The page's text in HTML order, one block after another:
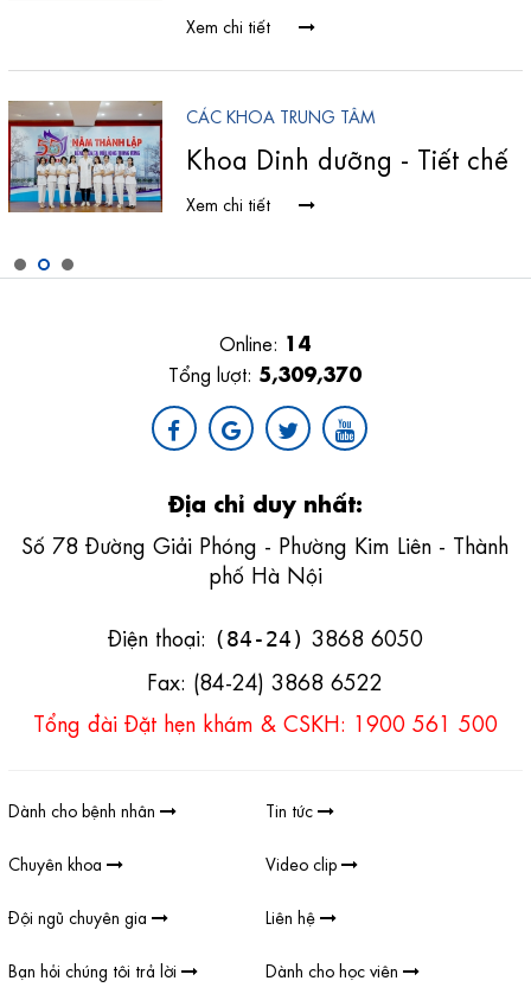
Xem chi tiết
CÁC KHOA TRUNG TÂM
Khoa Dinh dưỡng - Tiết chế
Xem chi tiết
Online: 14
Tổng lượt: 5,309,370
Địa chỉ duy nhất:
Số 78 Đường Giải Phóng - Phường Kim Liên - Thành
phố Hà Nội
Điện thoại: (84-24) 3868 6050
Fax: (84-24) 3868 6522
Tổng đài Đặt hẹn khám & CSKH: 1900 561 500
Dành cho bệnh nhân Tin tức
Chuyên khoa Video clip
Đội ngũ chuyên gia Liên hệ
Bạn hỏi chúng tôi trả lời Dành cho học viên